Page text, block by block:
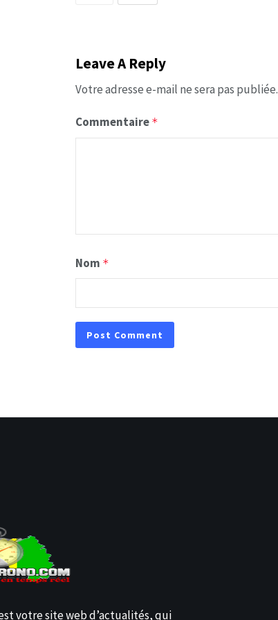
Leave A Reply
Votre adresse e-mail ne sera pas publiée.
Commentaire *
Nom *
votre site web d’actualités, qui